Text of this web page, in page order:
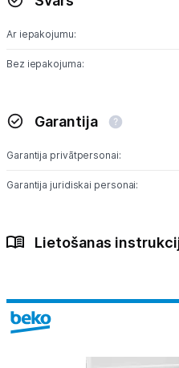
Ar iepakojumu:
Bez iepakojuma:
Garantija
Garantija privātpersonai:
Garantija juridiskai personai:
Lietošanas